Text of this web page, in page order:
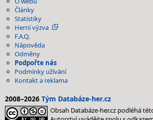
Články
Statistiky
Herní výzva
F.A.Q.
Nápověda
Odměny
Podpořte nás
Podmínky užívání
Kontakt a reklama
2008–2026 Tým Databáze-her.cz
Obsah Databáze-her.cz podléhá